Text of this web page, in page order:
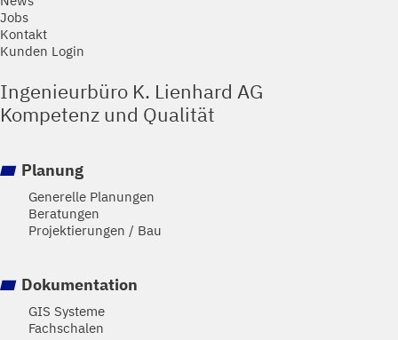
Jobs
Kontakt
Kunden Login
Ingenieurbüro K. Lienhard AG
Kompetenz und Qualität
Planung
Generelle Planungen
Beratungen
Projektierungen / Bau
Dokumentation
GIS Systeme
Fachschalen